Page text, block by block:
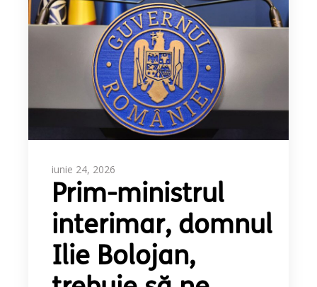
iunie 24, 2026
Prim-ministrul
interimar, domnul
Ilie Bolojan,